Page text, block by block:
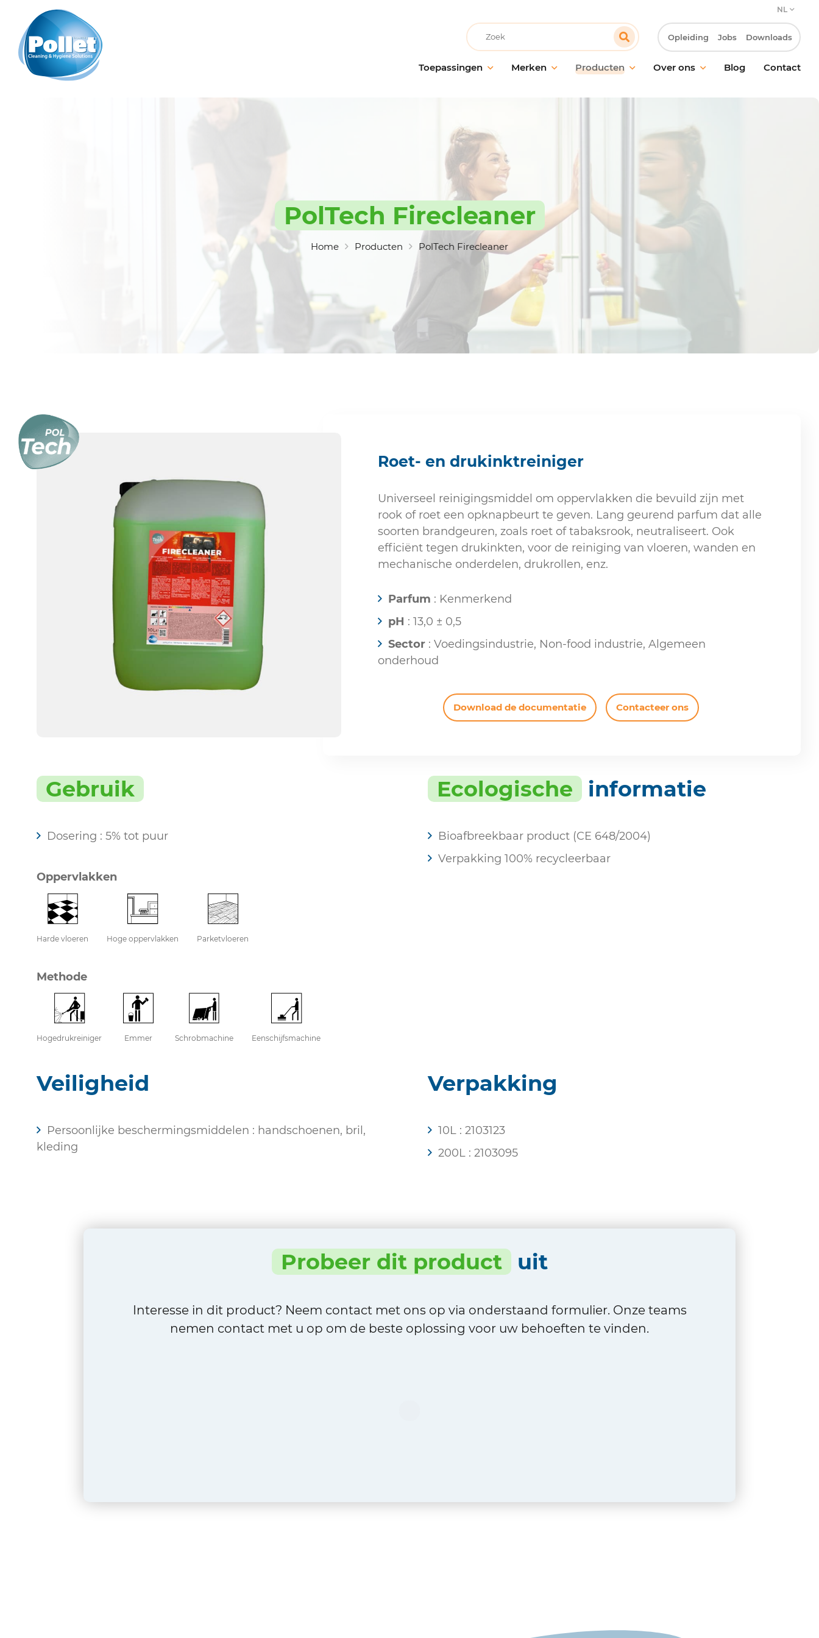
NL
Toepassingen
Medische instellingen
Onderwijsinstellingen
Recreatievoorzieningen
Grootwarenhuizen
Keuken en voedselbereiding
Non-food industrie
Voedingsindustrie
Merken
PolBio
PolGreen
PolTech
EchoClean
Caps
Vikan
Producten
Onderhoud van vloeren
Handhygiëne
Schoonmaakmateriaal en
toebehoren
Over ons
Onze verbintenis
Onze MVO-verbintenissen
Blog Contact
Recherche Opleiding Jobs Downloads
PolTech Firecleaner
Home Producten PolTech Firecleaner
Roet- en drukinktreiniger
Universeel reinigingsmiddel om oppervlakken die bevuild zijn met
rook of roet een opknapbeurt te geven. Lang geurend parfum dat alle
soorten brandgeuren, zoals roet of tabaksrook, neutraliseert. Ook
efficiënt tegen drukinkten, voor de reiniging van vloeren, wanden en
mechanische onderdelen, drukrollen, enz.
Parfum : Kenmerkend
pH : 13,0 ± 0,5
Sector : Voedingsindustrie, Non-food industrie, Algemeen
onderhoud
Download de documentatie Contacteer ons
Gebruik
Dosering : 5% tot puur
Oppervlakken
Harde vloeren Hoge oppervlakken Parketvloeren
Methode
Hogedrukreiniger Emmer Schrobmachine Eenschijfsmachine
Ecologische informatie
Bioafbreekbaar product (CE 648/2004)
Verpakking 100% recycleerbaar
Veiligheid
Persoonlijke beschermingsmiddelen : handschoenen, bril,
kleding
Verpakking
10L : 2103123
200L : 2103095
Probeer dit product uit
Interesse in dit product? Neem contact met ons op via onderstaand formulier. Onze teams
nemen contact met u op om de beste oplossing voor uw behoeften te vinden.